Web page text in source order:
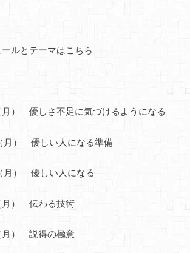
ルとテーマはこちら
） 優しさ不足に気づけるようになる
月） 優しい人になる準備
月） 優しい人になる
月） 伝わる技術
月） 説得の極意